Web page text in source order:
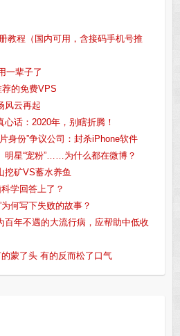
教程（国内可用，含接码手机号推
一辈子了
的免费VPS
风云再起
话：2020年，别瞎折腾！
身份”争议公司：封杀iPhone软件
明星“宠粉”……为什么都在微博？
挖矿VS蓄水养鱼
学回答上了？
何写下失败的故事？
百年不遇的大流行病，应帮助中低收
的蒙了头 有的反而松了口气